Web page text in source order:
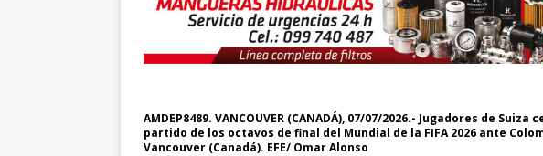
AMDEP8489. VANCOUVER (CANADÁ), 07/07/2026.- Jugadores de
partido de los octavos de final del Mundial de la FIFA 2026 ante
Vancouver (Canadá). EFE/ Omar Alonso